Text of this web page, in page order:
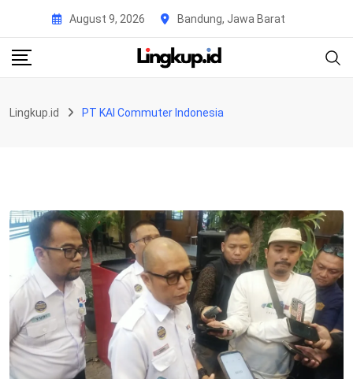
content
August 9, 2026 Bandung, Jawa Barat
Lingkup.id PT KAI Commuter Indonesia